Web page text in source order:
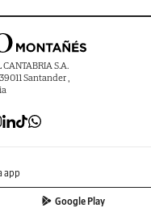
S.A.
Santander ,
app
Google Play